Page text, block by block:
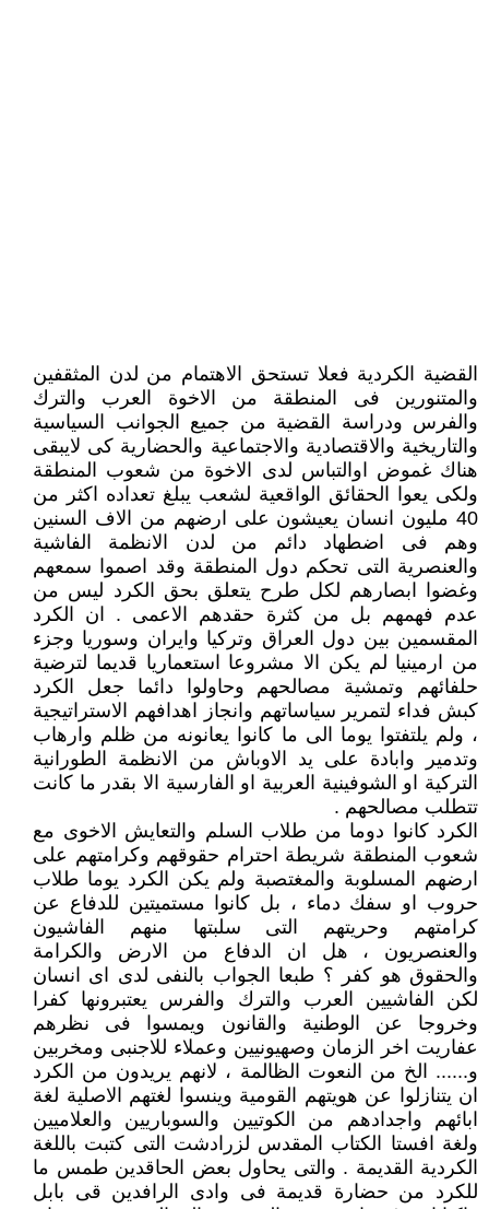
القضية الكردية فعلا تستحق الاهتمام من لدن المثقفين
والمتنورين فى المنطقة من الاخوة العرب والترك
والفرس ودراسة القضية من جميع الجوانب السياسية
والتاريخية والاقتصادية والاجتماعية والحضارية كى لايبقى
هناك غموض اوالتباس لدى الاخوة من شعوب المنطقة
ولكى يعوا الحقائق الواقعية لشعب يبلغ تعداده اكثر من
40 مليون انسان يعيشون على ارضهم من الاف السنين
وهم فى اضطهاد دائم من لدن الانظمة الفاشية
والعنصرية التى تحكم دول المنطقة وقد اصموا سمعهم
وغضوا ابصارهم لكل طرح يتعلق بحق الكرد ليس من
عدم فهمهم بل من كثرة حقدهم الاعمى . ان الكرد
المقسمين بين دول العراق وتركيا وايران وسوريا وجزء
من ارمينيا لم يكن الا مشروعا استعماريا قديما لترضية
حلفائهم وتمشية مصالحهم وحاولوا دائما جعل الكرد
كبش فداء لتمرير سياساتهم وانجاز اهدافهم الاستراتيجية
، ولم يلتفتوا يوما الى ما كانوا يعانونه من ظلم وارهاب
وتدمير وابادة على يد الاوباش من الانظمة الطورانية
التركية او الشوفينية العربية او الفارسية الا بقدر ما كانت
تتطلب مصالحهم .
الكرد كانوا دوما من طلاب السلم والتعايش الاخوى مع
شعوب المنطقة شريطة احترام حقوقهم وكرامتهم على
ارضهم المسلوبة والمغتصبة ولم يكن الكرد يوما طلاب
حروب او سفك دماء ، بل كانوا مستميتين للدفاع عن
كرامتهم وحريتهم التى سلبتها منهم الفاشيون
والعنصريون ، هل ان الدفاع من الارض والكرامة
والحقوق هو كفر ؟ طبعا الجواب بالنفى لدى اى انسان
لكن الفاشيين العرب والترك والفرس يعتبرونها كفرا
وخروجا عن الوطنية والقانون ويمسوا فى نظرهم
عفاريت اخر الزمان وصهيونيين وعملاء للاجنبى ومخربين
و...... الخ من النعوت الظالمة ، لانهم يريدون من الكرد
ان يتنازلوا عن هويتهم القومية وينسوا لغتهم الاصلية لغة
ابائهم واجدادهم من الكوتيين والسوباريين والعلاميين
ولغة افستا الكتاب المقدس لزرادشت التى كتبت باللغة
الكردية القديمة . والتى يحاول بعض الحاقدين طمس ما
للكرد من حضارة قديمة فى وادى الرافدين قى بابل